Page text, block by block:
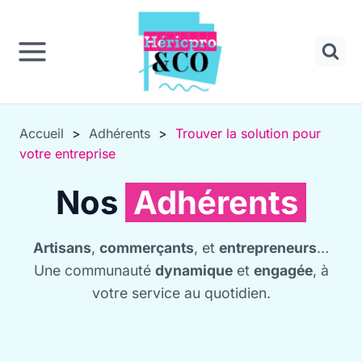
Panneau de gestion des cookies
contenu
Accueil > Adhérents > Trouver la solution pour
votre entreprise
Nos Adhérents
Artisans, commerçants, et entrepreneurs…
Une communauté dynamiqueet engagée, à
votre service au quotidien.